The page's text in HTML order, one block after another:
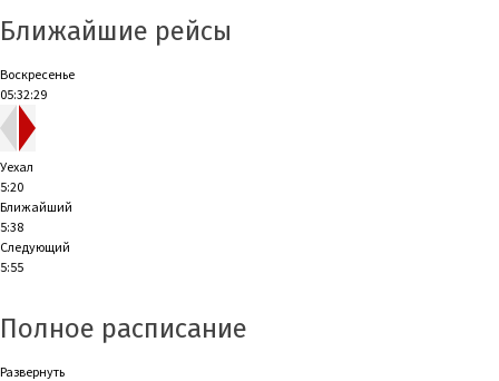
Ближайшие рейсы
Воскресенье
05:32:30
Уехал
5:20
Ближайший
5:38
Следующий
5:55
Полное расписание
Развернуть